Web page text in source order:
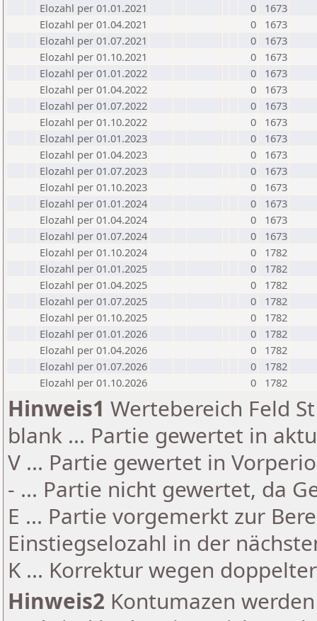
Elozahl per 01.01.2021
0
1673
Elozahl per 01.04.2021
0
1673
Elozahl per 01.07.2021
0
1673
Elozahl per 01.10.2021
0
1673
Elozahl per 01.01.2022
0
1673
Elozahl per 01.04.2022
0
1673
Elozahl per 01.07.2022
0
1673
Elozahl per 01.10.2022
0
1673
Elozahl per 01.01.2023
0
1673
Elozahl per 01.04.2023
0
1673
Elozahl per 01.07.2023
0
1673
Elozahl per 01.10.2023
0
1673
Elozahl per 01.01.2024
0
1673
Elozahl per 01.04.2024
0
1673
Elozahl per 01.07.2024
0
1673
Elozahl per 01.10.2024
0
1782
Elozahl per 01.01.2025
0
1782
Elozahl per 01.04.2025
0
1782
Elozahl per 01.07.2025
0
1782
Elozahl per 01.10.2025
0
1782
Elozahl per 01.01.2026
0
1782
Elozahl per 01.04.2026
0
1782
Elozahl per 01.07.2026
0
1782
Elozahl per 01.10.2026
0 1782
Hinweis1 Wertebereich Feld
blank ... Partie gewertet in
V ... Partie gewertet in
- ... Partie nicht gewertet, da
E ... Partie vorgemerkt zur
Einstiegselozahl in der
K ... Korrektur wegen
Hinweis2 Kontumazen